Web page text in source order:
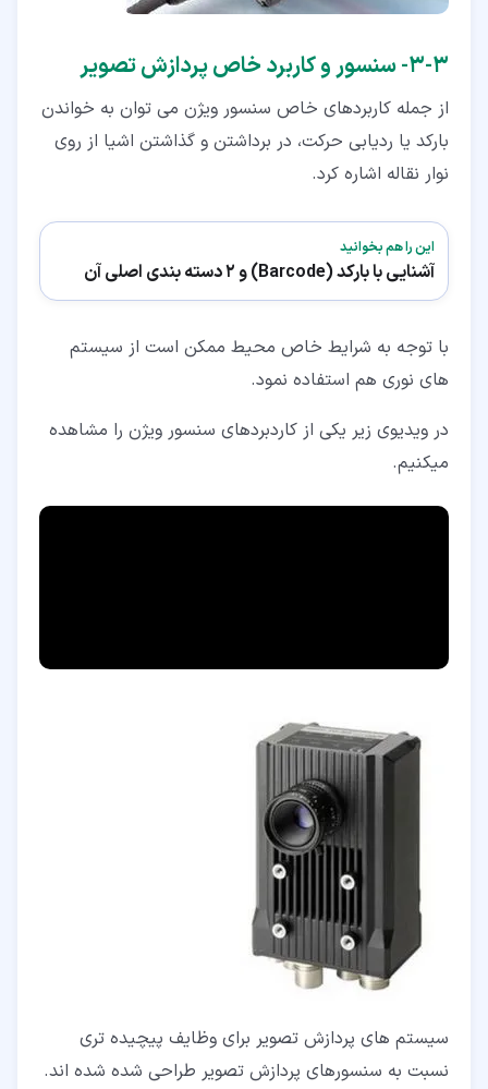
۳‏-‏۳‏- سنسور و کاربرد خاص پردازش تصویر
از جمله کاربردهای خاص سنسور ویژن می توان به خواندن
بارکد یا ردیابی حرکت، در برداشتن و گذاشتن اشیا از روی
نوار نقاله اشاره کرد.
این را هم بخوانید
آشنایی با بارکد (Barcode) و 2 دسته بندی اصلی آن
با توجه به شرایط خاص محیط ممکن است از سیستم
های نوری هم استفاده نمود.
در ویدیوی زیر یکی از کاردبردهای سنسور ویژن را مشاهده
میکنیم.
سیستم های پردازش تصویر برای وظایف پیچیده تری
نسبت به سنسورهای پردازش تصویر طراحی شده شده اند.